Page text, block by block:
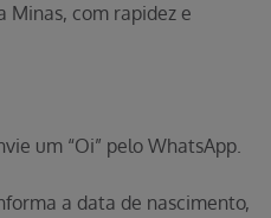
Minas, com rapidez e
um “Oi” pelo WhatsApp.
a data de nascimento,